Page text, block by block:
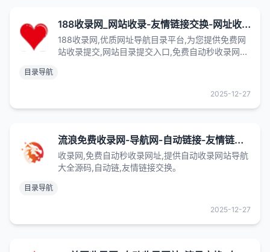
188收录网_网站收录-友情链接交换-网址收录-自动秒收录
188收录网,优质网址导航目录平台,为您提供免费网
站收录提交,网站目录提交入口,免费自动秒收录网址,
目录导航
2025-12-27
流浪免费收录网-导航网-自动链接-友情链接网
收录网,免费自动秒收录网址,提供自动收录网站导航
大全源码,自动链,友情链接交换。
目录导航
2025-12-27